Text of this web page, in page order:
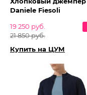
Daniele Fiesoli
19 250 руб.
21 850 руб.
Купить на ЦУМ